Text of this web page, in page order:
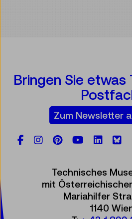
Bringen Sie etwas
Zum Newsletter
Facebook
Instagram
Pinterest
Technisches
mit
Mariahilfer
1140